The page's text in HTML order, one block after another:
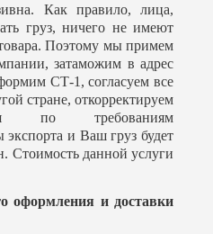
Как правило, лица,
груз, ничего не имеют
Поэтому мы примем
затаможим в адрес
СТ-1, согласуем все
стране, откорректируем
по требованиям
экспорта и Ваш груз будет
Стоимость данной услуги
оформления и доставки